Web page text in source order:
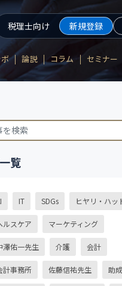
税理士向け 新規登録
論説 コラム セミナー
覧
IT SDGs ヒヤリ・ハッ
ルスケア マーケティング
澤佑一先生 介護 会計
計事務所 佐藤信祐先生 助